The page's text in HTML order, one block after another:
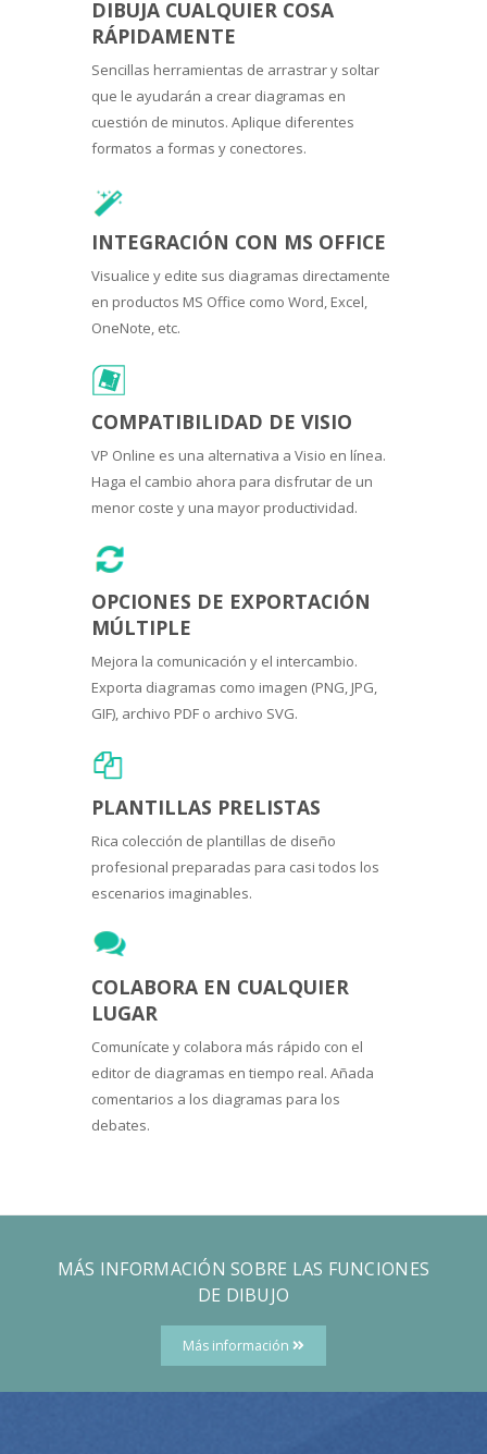
DIBUJA CUALQUIER COSA
RÁPIDAMENTE
Sencillas herramientas de arrastrar y soltar
que le ayudarán a crear diagramas en
cuestión de minutos. Aplique diferentes
formatos a formas y conectores.
INTEGRACIÓN CON MS OFFICE
Visualice y edite sus diagramas directamente
en productos MS Office como Word, Excel,
OneNote, etc.
COMPATIBILIDAD DE VISIO
VP Online es una alternativa a Visio en línea.
Haga el cambio ahora para disfrutar de un
menor coste y una mayor productividad.
OPCIONES DE EXPORTACIÓN
MÚLTIPLE
Mejora la comunicación y el intercambio.
Exporta diagramas como imagen (PNG, JPG,
GIF), archivo PDF o archivo SVG.
PLANTILLAS PRELISTAS
Rica colección de plantillas de diseño
profesional preparadas para casi todos los
escenarios imaginables.
COLABORA EN CUALQUIER
LUGAR
Comunícate y colabora más rápido con el
editor de diagramas en tiempo real. Añada
comentarios a los diagramas para los
debates.
MÁS INFORMACIÓN SOBRE LAS FUNCIONES
DE DIBUJO
Más información